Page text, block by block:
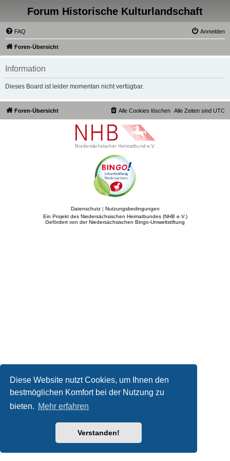
Diese Website nutzt Cookies, um Ihnen den
bestmöglichen Komfort bei der Nutzung zu
bieten. Mehr erfahren
Verstanden!
Forum Historische Kulturlandschaft
FAQ Anmelden
Foren-Übersicht
Information
Dieses Board ist leider momentan nicht verfügbar.
Foren-Übersicht Alle Zeiten sind UTC
Alle Cookies löschen
Datenschutz| Nutzungsbedingungen
Ein Projekt des Niedersächsischen Heimatbundes (NHB e.V.)
Gefördert von der Niedersächsischen Bingo-Umweltstiftung